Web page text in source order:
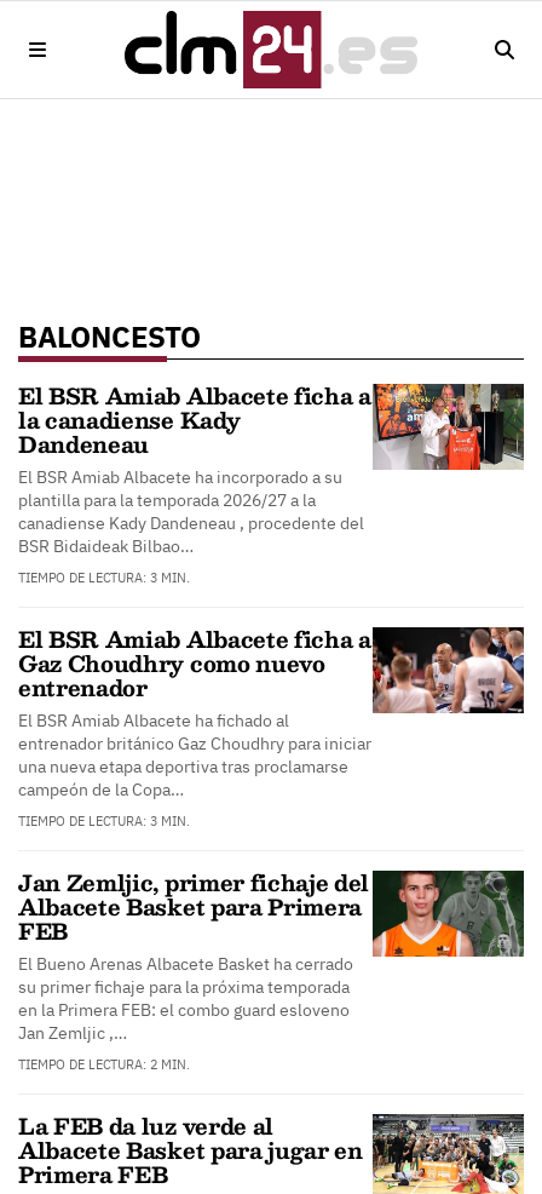
BALONCESTO
El BSR Amiab Albacete ficha a
la canadiense Kady
Dandeneau
El BSR Amiab Albacete ha incorporado a su
plantilla para la temporada 2026/27 a la
canadiense Kady Dandeneau , procedente del
BSR Bidaideak Bilbao…
TIEMPO DE LECTURA: 3 MIN.
El BSR Amiab Albacete ficha a
Gaz Choudhry como nuevo
entrenador
El BSR Amiab Albacete ha fichado al
entrenador británico Gaz Choudhry para iniciar
una nueva etapa deportiva tras proclamarse
campeón de la Copa…
TIEMPO DE LECTURA: 3 MIN.
Jan Zemljic, primer fichaje del
Albacete Basket para Primera
FEB
El Bueno Arenas Albacete Basket ha cerrado
su primer fichaje para la próxima temporada
en la Primera FEB: el combo guard esloveno
Jan Zemljic ,…
TIEMPO DE LECTURA: 2 MIN.
La FEB da luz verde al
Albacete Basket para jugar en
Primera FEB